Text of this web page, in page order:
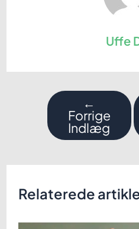
Uffe
←
Forrige
Indlæg
Relaterede